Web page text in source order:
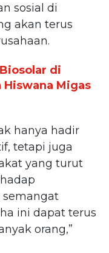
sosial di
akan terus
di
Hiswana Migas
hanya hadir
tetapi juga
yang turut
semangat
ini dapat terus
orang,”